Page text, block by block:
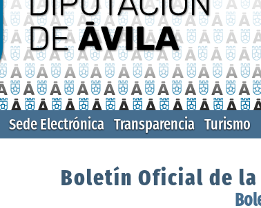
Sede Electrónica Transparencia Turismo
Boletín Oficial de la